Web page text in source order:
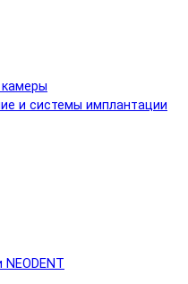
и системы имплантации